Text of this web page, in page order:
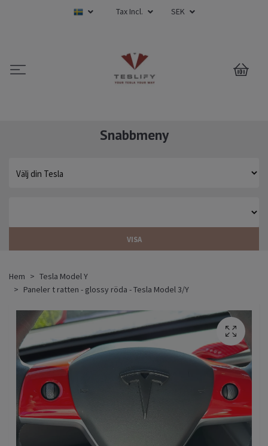
Tax Incl. SEK
0
Snabbmeny
VISA
Hem
Tesla Model Y
Paneler t ratten - glossy röda - Tesla Model 3/Y